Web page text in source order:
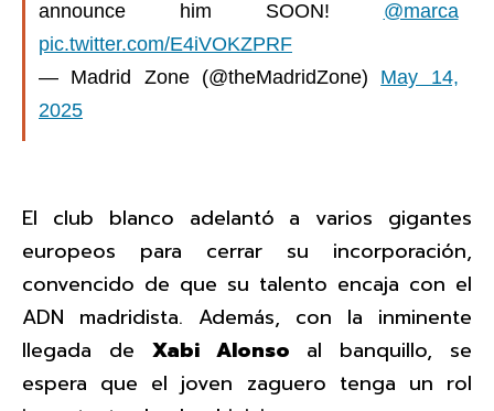
announce him SOON! @marca
pic.twitter.com/E4iVOKZPRF
— Madrid Zone (@theMadridZone) May 14,
2025
El club blanco adelantó a varios gigantes
europeos para cerrar su incorporación,
convencido de que su talento encaja con el
ADN madridista. Además, con la inminente
llegada de Xabi Alonso al banquillo, se
espera que el joven zaguero tenga un rol